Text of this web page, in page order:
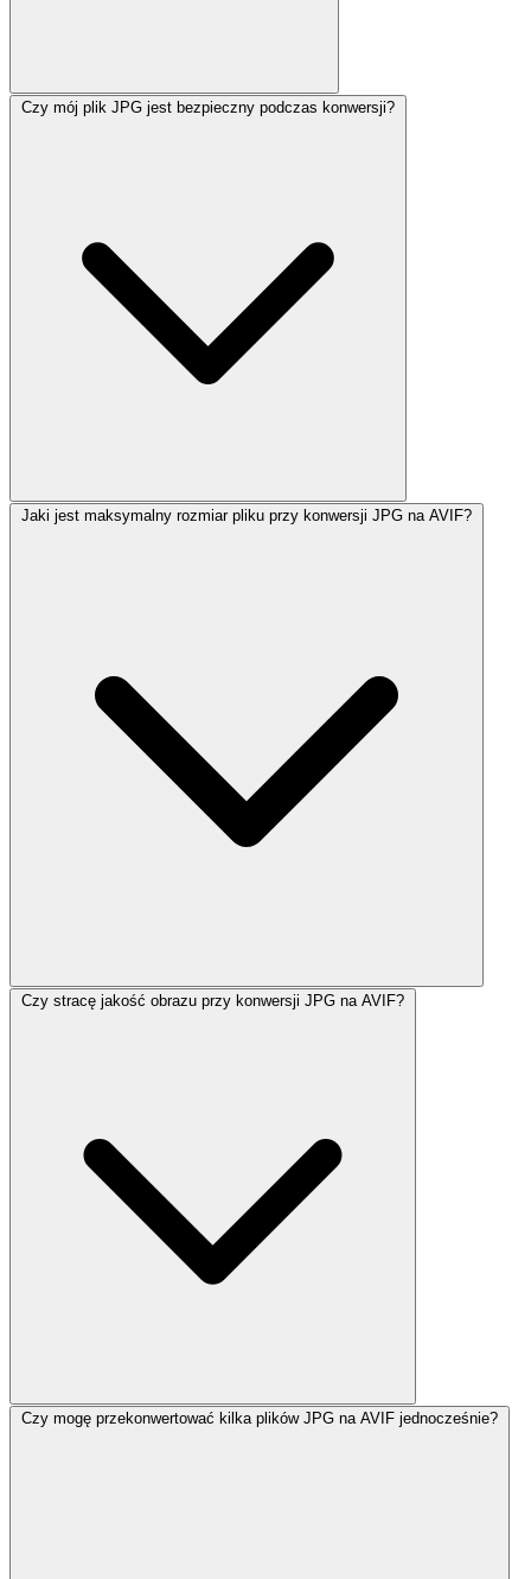
Czy mój plik JPG jest bezpieczny podczas konwersji?
Jaki jest maksymalny rozmiar pliku przy konwersji JPG na AVIF?
Czy stracę jakość obrazu przy konwersji JPG na AVIF?
Czy mogę przekonwertować kilka plików JPG na AVIF jednocześnie?